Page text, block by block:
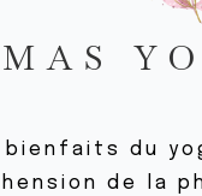
du
de la